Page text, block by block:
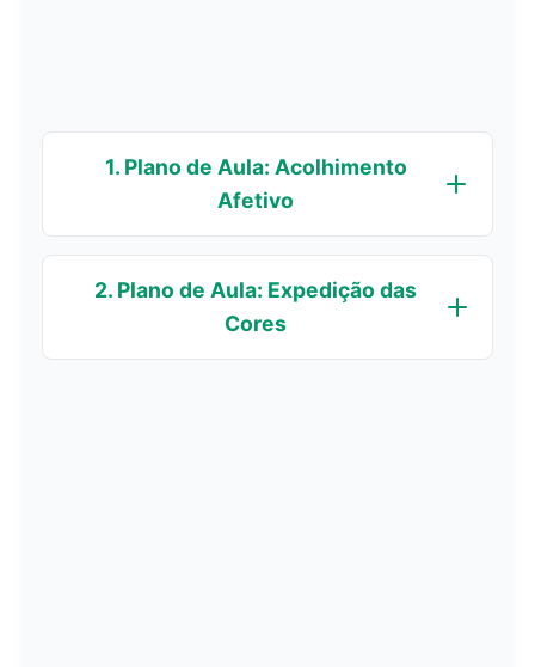
1. Plano de Aula: Acolhimento
Afetivo
2. Plano de Aula: Expedição das
Cores